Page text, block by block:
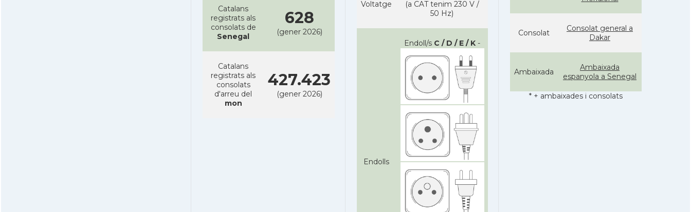
Catalans
registrats als
consolats de
Senegal
628
(gener 2026)
Catalans
registrats als
consolats
d'arreu del
mon
427.423
(gener 2026)
Voltatge
(a CAT tenim 230 V /
50 Hz)
Endolls
Endoll/s C / D / E / K-
Consolat
Consolat general a
Dakar
Ambaixada
Ambaixada
espanyola a Senegal
* + ambaixades i consolats